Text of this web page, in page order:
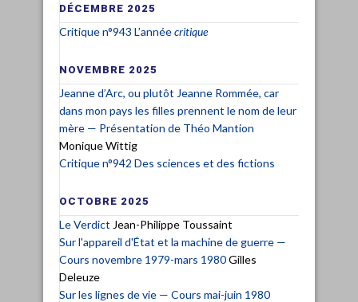
DÉCEMBRE 2025
Critique n°943 L’annéecritique
NOVEMBRE 2025
Jeanne d’Arc, ou plutôt Jeanne Rommée, car
dans mon pays les filles prennent le nom de leur
mère — Présentation de Théo Mantion
Monique Wittig
Critique n°942 Des sciences et des fictions
OCTOBRE 2025
Le Verdict Jean-Philippe Toussaint
Sur l'appareil d'État et la machine de guerre —
Cours novembre 1979-mars 1980Gilles
Deleuze
Sur les lignes de vie — Cours mai-juin 1980